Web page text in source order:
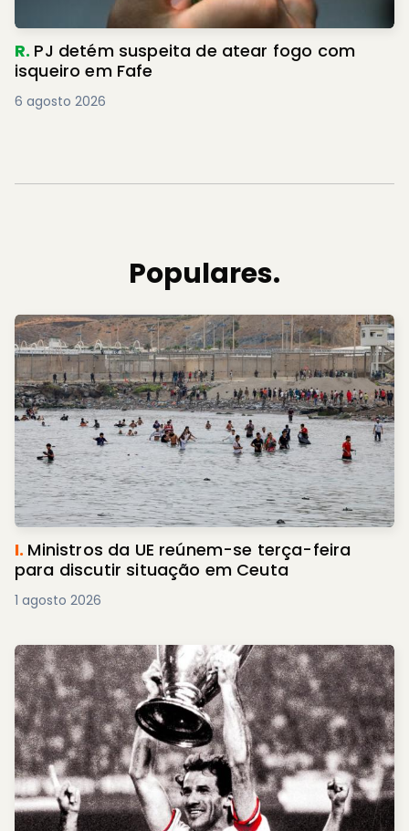
R. PJ detém suspeita de atear fogo com
isqueiro em Fafe
6 agosto 2026
Populares.
I. Ministros da UE reúnem-se terça-feira
para discutir situação em Ceuta
1 agosto 2026